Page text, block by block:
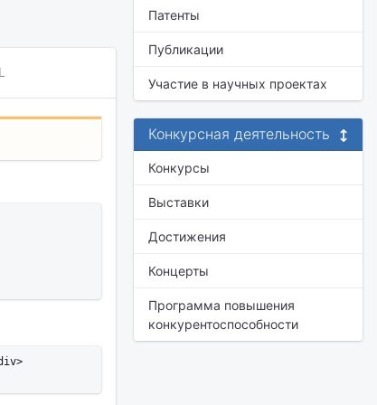
Патенты
Публикации
Участие в научных проектах
Конкурсная деятельность
Конкурсы
Выставки
Достижения
Концерты
Программа повышения
конкурентоспособности